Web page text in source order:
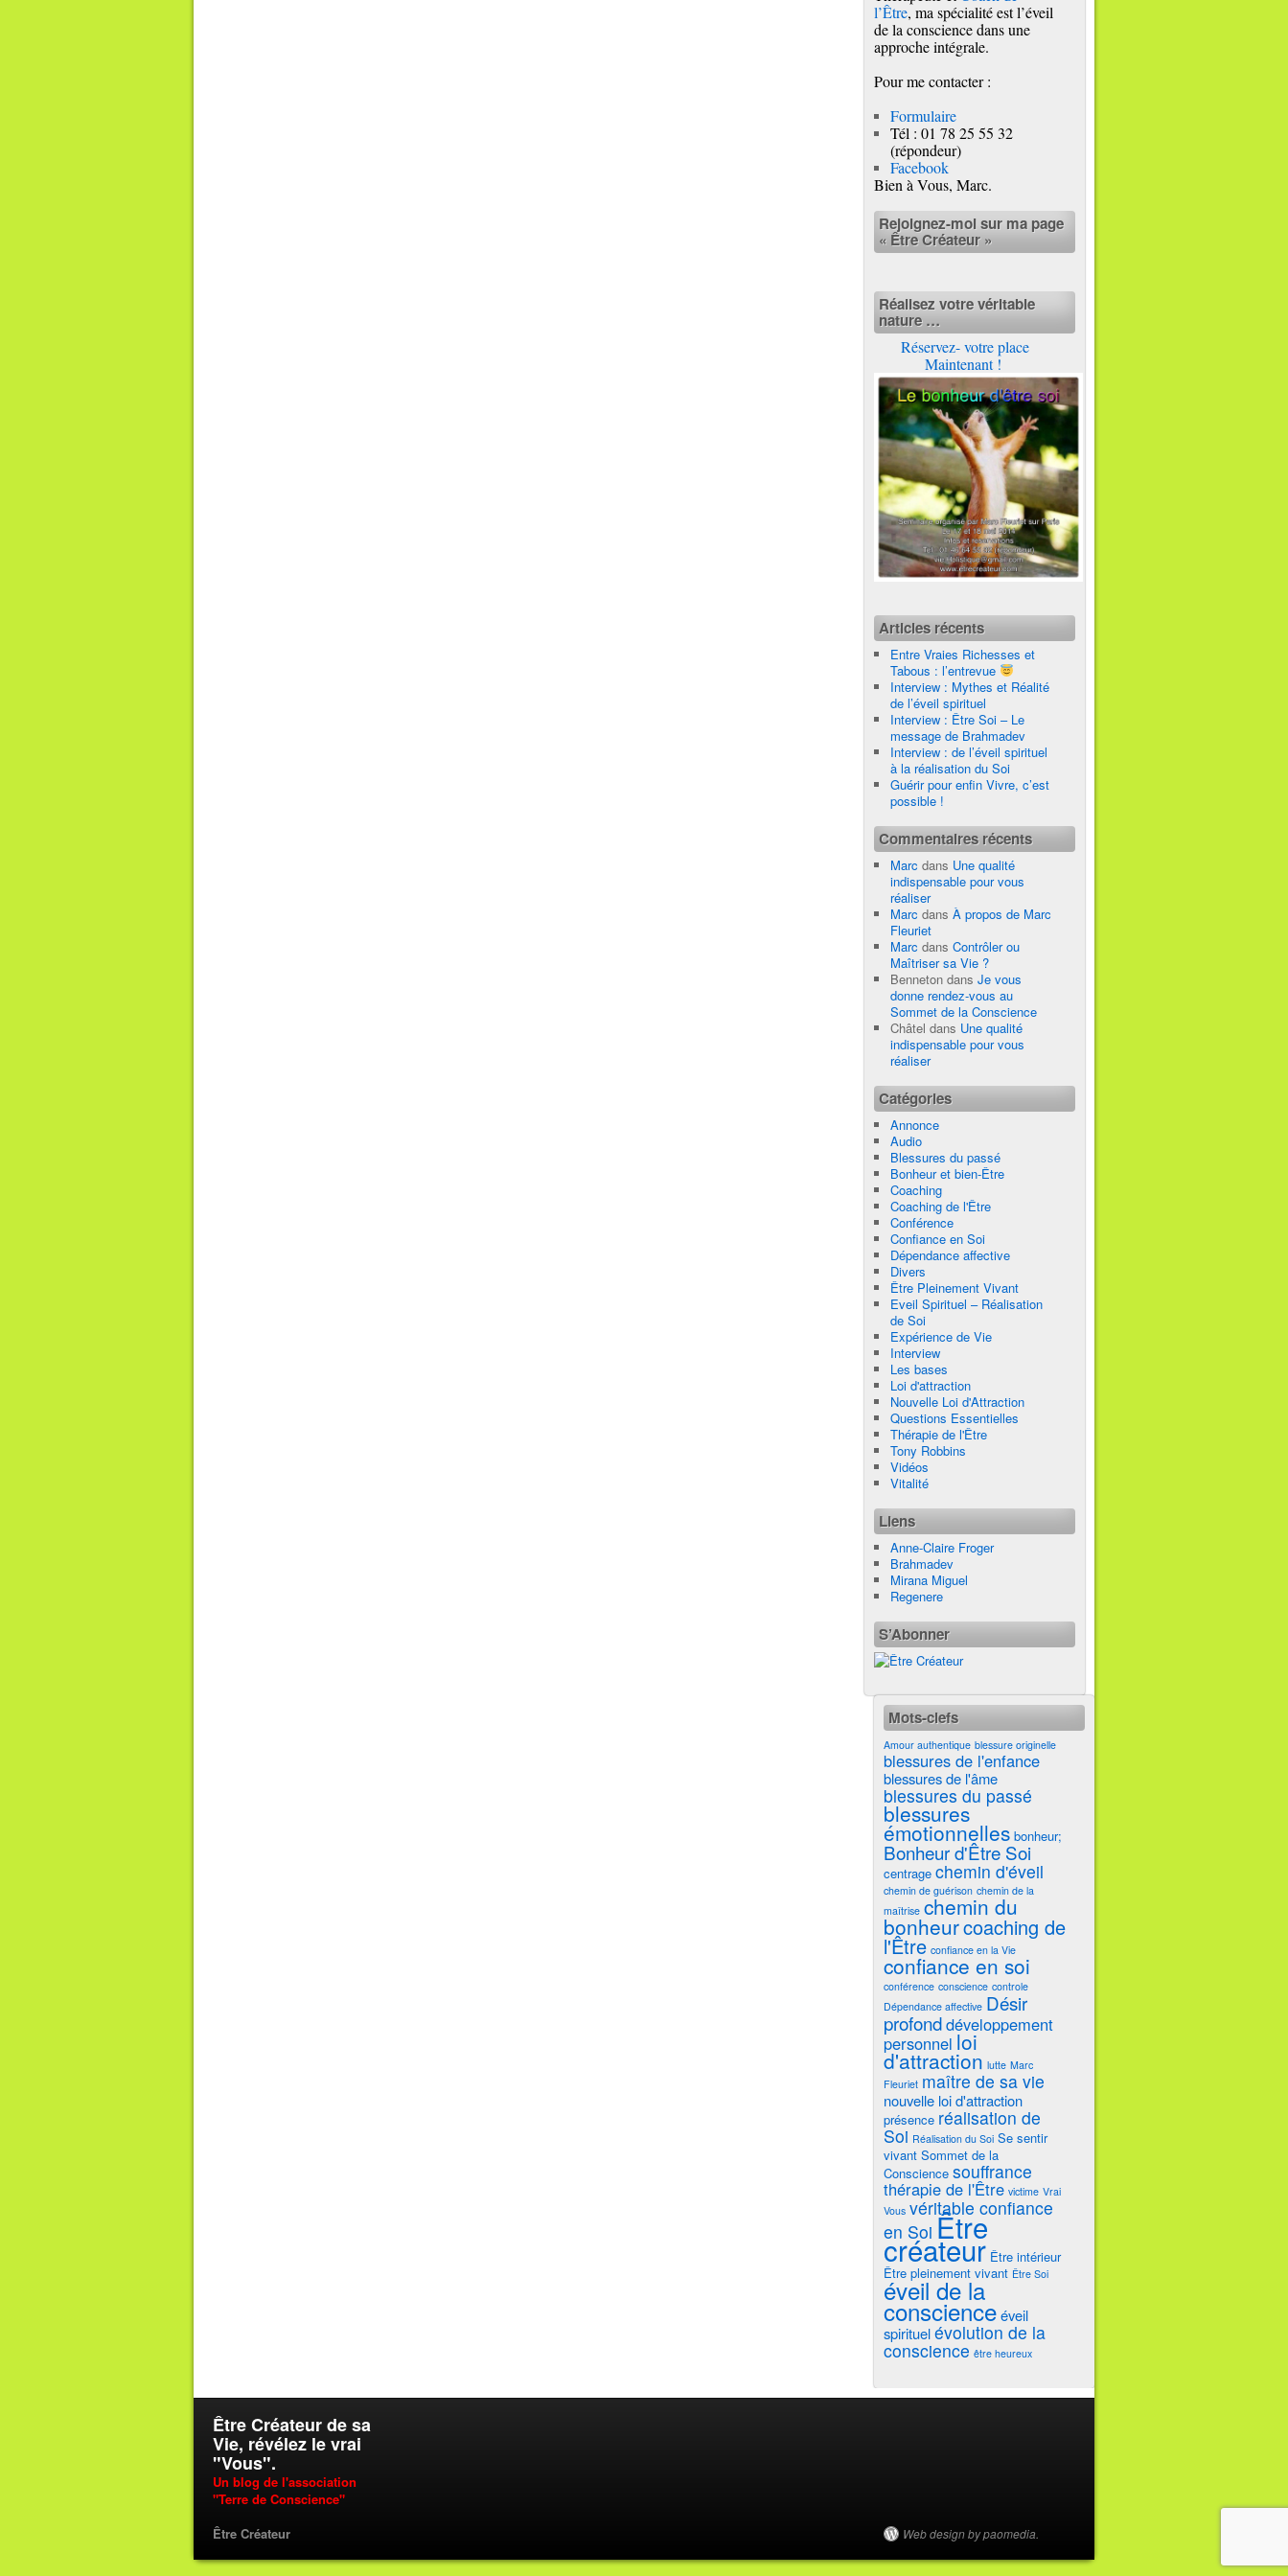
l’Être, ma spécialité est l’éveil
de la conscience dans une
approche intégrale.
Pour me contacter :
Formulaire
Tél : 01 78 25 55 32
(répondeur)
Facebook
Bien à Vous, Marc.
Rejoignez-moi sur ma page
« Être Créateur »
Réalisez votre véritable
nature …
Réservez- votre place
Maintenant !
Articles récents
Entre Vraies Richesses et
Tabous : l’entrevue
Interview : Mythes et Réalité
de l’éveil spirituel
Interview : Être Soi – Le
message de Brahmadev
Interview : de l’éveil spirituel
à la réalisation du Soi
Guérir pour enfin Vivre, c’est
possible !
Commentaires récents
Marc dans Une qualité
indispensable pour vous
réaliser
Marc dans À propos de Marc
Fleuriet
Marc dans Contrôler ou
Maîtriser sa Vie ?
Bennetondans Je vous
donne rendez-vous au
Sommet de la Conscience
Châtel dans Une qualité
indispensable pour vous
réaliser
Catégories
Annonce
Audio
Blessures du passé
Bonheur et bien-Être
Coaching
Coaching de l'Être
Conférence
Confiance en Soi
Dépendance affective
Divers
Être Pleinement Vivant
Eveil Spirituel – Réalisation
de Soi
Expérience de Vie
Interview
Les bases
Loi d'attraction
Nouvelle Loi d'Attraction
Questions Essentielles
Thérapie de l'Être
Tony Robbins
Vidéos
Vitalité
Liens
Anne-Claire Froger
Brahmadev
Mirana Miguel
Regenere
S’Abonner
Mots-clefs
Amour authentique blessure originelle
blessures de l'enfance
blessures de l'âme
blessures du passé
blessures
émotionnelles bonheur;
Bonheur d'Être Soi
centrage chemin d'éveil
chemin de guérison chemin de la
maîtrise chemin du
bonheurcoaching de
l'Être confiance en la Vie
confiance en soi
conférence conscience controle
Dépendance affective Désir
profonddéveloppement
personnel loi
d'attraction lutte Marc
Fleuriet maître de sa vie
nouvelle loi d'attraction
présence réalisation de
Soi Réalisation du Soi Se sentir
vivant Sommet de la
Conscience souffrance
thérapie de l'Être victime Vrai
Vous véritable confiance
en Soi Être
créateur Être intérieur
Être pleinement vivant Être Soi
éveil de la
conscienceéveil
spirituelévolution de la
conscience être heureux
Être Créateur de sa
Vie, révélez le vrai
"Vous".
Un blog de l'association
"Terre de Conscience"
Être Créateur
Web design by paomedia.